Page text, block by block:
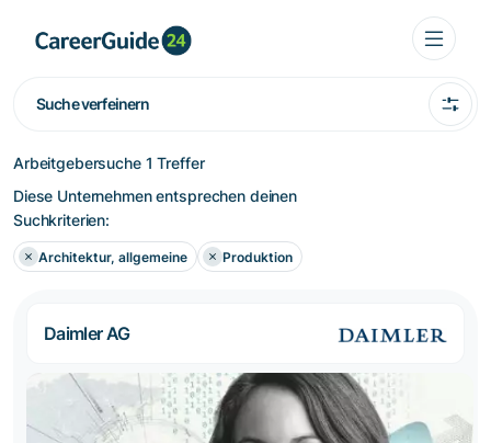
Suche verfeinern
Arbeitgebersuche 1 Treffer
Diese Unternehmen entsprechen deinen
Suchkriterien:
Architektur, allgemeine Produktion
Daimler AG